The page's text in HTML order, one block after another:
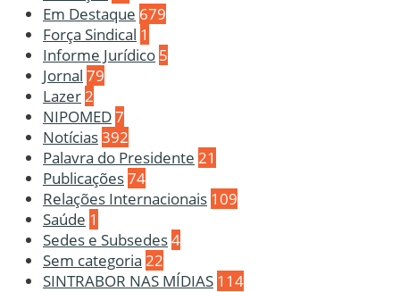
Em Destaque 679
Força Sindical 1
Informe Jurídico 5
Jornal 79
Lazer 2
NIPOMED7
Notícias392
Palavra do Presidente 21
Publicações74
Relações Internacionais 109
Saúde 1
Sedes e Subsedes4
Sem categoria 22
SINTRABOR NAS MÍDIAS 114